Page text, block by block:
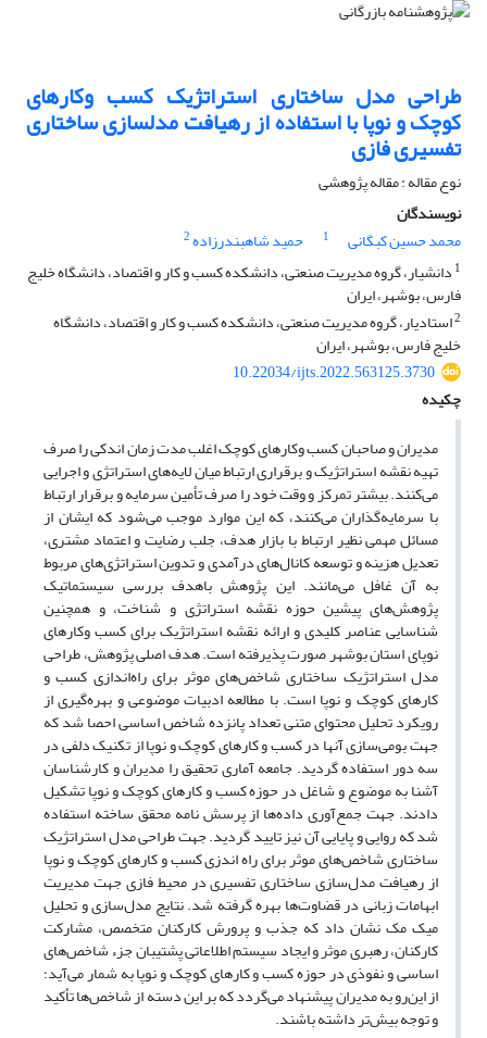
طراحی مدل ساختاری استراتژیک کسب وکارهای
کوچک و نوپا با استفاده از رهیافت مدلسازی ساختاری
تفسیری فازی
نوع مقاله : مقاله پژوهشی
نویسندگان
محمد حسین کبگانی
1 حمید شاهبندرزاده2
1 دانشیار، گروه مدیریت صنعتی، دانشکده کسب و کار و اقتصاد، دانشگاه خلیج
فارس، بوشهر، ایران
2استادیار، گروه مدیریت صنعتی، دانشکده کسب و کار و اقتصاد، دانشگاه
خلیج فارس، بوشهر، ایران
10.22034/ijts.2022.563125.3730
چکیده
مدیران و صاحبان کسب وکارهای کوچک اغلب مدت زمان اندکی را صرف
تهیه نقشه استراتژیک و برقراری ارتباط میان لایه‌های استراتژی و اجرایی
می‌کنند. بیشتر تمرکز و وقت خود را صرف تأمین سرمایه و برقرار ارتباط
با سرمایه‌گذاران می‌کنند، که این موارد موجب می‌شود که ایشان از
مسائل مهمی نظیر ارتباط با بازار هدف، جلب رضایت و اعتماد مشتری،
تعدیل هزینه و توسعه کانال‌های درآمدی و تدوین استراتژی‌های مربوط
به آن غافل می‌مانند. این پژوهش باهدف بررسی سیستماتیک
پژوهش‌های پیشین حوزه نقشه استراتژی و شناخت، و همچنین
شناسایی عناصر کلیدی و ارائه نقشه استراتژیک برای کسب وکارهای
نوپای استان بوشهر صورت پذیرفته است. هدف اصلی پژوهش، طراحی
مدل استراتژیک ساختاری شاخص‌های موثر برای راه‌اندازی کسب و
کارهای کوچک و نوپا است. با مطالعه ادبیات موضوعی و بهره‌گیری از
رویکرد تحلیل محتوای متنی تعداد پانزده شاخص اساسی احصا شد که
جهت بومی‌سازی آنها در کسب و کارهای کوچک و نوپا از تکنیک دلفی در
سه دور استفاده گردید. جامعه آماری تحقیق را مدیران و کارشناسان
آشنا به موضوع و شاغل در حوزه کسب و کارهای کوچک و نوپا تشکیل
دادند. جهت جمع‌آوری داده‌ها از پرسش نامه محقق ساخته استفاده
شد که روایی و پایایی آن نیز تایید گردید. جهت طراحی مدل استراتژیک
ساختاری شاخص‌های موثر برای راه اندزی کسب و کارهای کوچک و نوپا
از رهیافت مدل‌سازی ساختاری تفسیری در محیط فازی جهت مدیریت
ابهامات زبانی در قضاوت‌ها بهره گرفته شد. نتایج مدل‌سازی و تحلیل
میک مک نشان داد که جذب و پرورش کارکنان متخصص، مشارکت
کارکنان، رهبری موثر و ایجاد سیستم اطلاعاتی پشتیبان جزء شاخص‌های
اساسی و نفوذی در حوزه کسب و کارهای کوچک و نوپا به شمار می‌آید؛
از این‌رو به مدیران پیشنهاد می‌گردد که بر این دسته از شاخص‌ها تأکید
و توجه بیش‌تر داشته باشند.